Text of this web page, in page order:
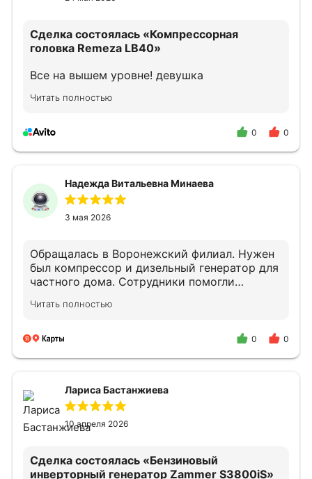
Сделка состоялась «Компрессорная
головка Remeza LB40»
Все на вышем уровне! девушка
Читать полностью
0 0
Надежда Витальевна Минаева
3 мая 2026
Обращалась в Воронежский филиал. Нужен
был компрессор и дизельный генератор для
частного дома. Сотрудники помогли
Квалифицированно проконсультировали по
В случае необходимости снова обращусь и
Читать полностью
0 0
Лариса Бастанжиева
10 апреля 2026
Сделка состоялась «Бензиновый
инверторный генератор Zammer S3800iS»